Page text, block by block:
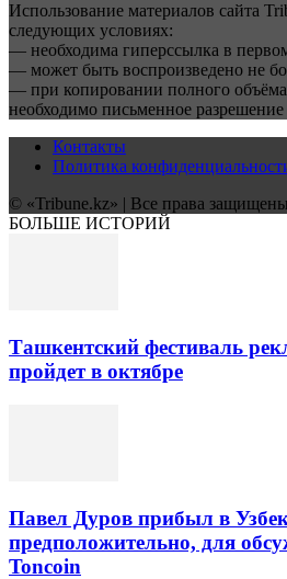
Использование материалов сайта
следующих условиях:
— необходима гиперссылка в
— может быть воспроизведено не
— при копировании полного объёма
необходимо письменное
Контакты
Политика
© «Tribune.kz» | Все права защищены
БОЛЬШЕ ИСТОРИЙ
Ташкентский фестиваль
пройдет в октябре
Павел Дуров прибыл в
предположительно, для
Toncoin